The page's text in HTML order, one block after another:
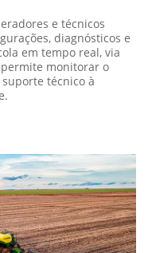
e técnicos
diagnósticos e
em tempo real, via
monitorar o
técnico à